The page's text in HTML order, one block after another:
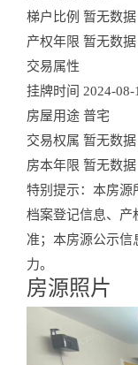
梯户比例 暂无数据
产权年限 暂无数据
交易属性
挂牌时间 2024-08-
房屋用途 普宅
交易权属 暂无数据
房本年限 暂无数据
特别提示：本房源
档案登记信息、产
准；本房源公示信
力。
房源照片
Photos